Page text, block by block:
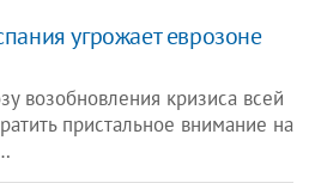
угрожает еврозоне
возобновления кризиса всей
пристальное внимание на